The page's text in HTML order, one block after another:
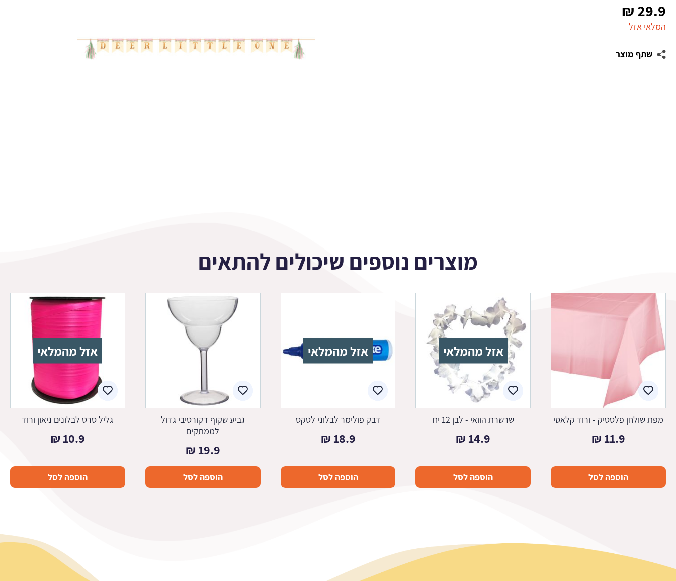
29.9
₪
המלאי אזל
שתף מוצר
מוצרים נוספים שיכולים להתאים
מפת שולחן פלסטיק - ורוד קלאסי
11.9
₪
הוספה לסל
אזל מהמלאי
שרשרת הוואי - לבן 12 יח
14.9
₪
הוספה לסל
אזל מהמלאי
דבק פולימר לבלוני לטקס
18.9
₪
הוספה לסל
גביע שקוף דקורטיבי גדול
לממתקים
19.9
₪
הוספה לסל
אזל מהמלאי
גליל סרט לבלונים ניאון ורוד
10.9
₪
הוספה לסל